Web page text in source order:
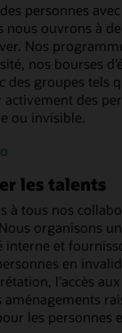
personnes
nous ouvrons à
Nos
nos bourses
des groupes tels
activement des
ou invisible.
les talents
à tous nos
organisons
interne et
en
l'accès
aménagements
les personnes